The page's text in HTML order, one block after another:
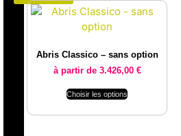
Abris Classico – sans option
à partir de 3.426,00 €
Choisir les options